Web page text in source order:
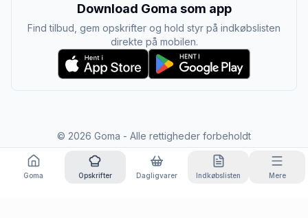
Download Goma som app
Find tilbud, gem opskrifter og hold styr på indkøbslisten
direkte på mobilen.
© 2026 Goma - Alle rettigheder forbeholdt
Goma Opskrifter Dagligvarer Indkøbslisten Mere